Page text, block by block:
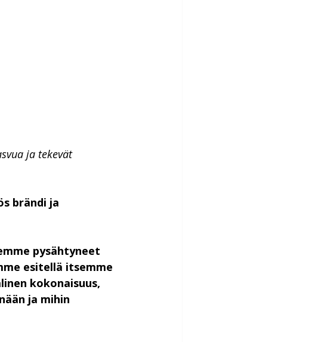
ja tekevät
brändi ja
pysähtyneet
esitellä itsemme
kokonaisuus,
ja mihin